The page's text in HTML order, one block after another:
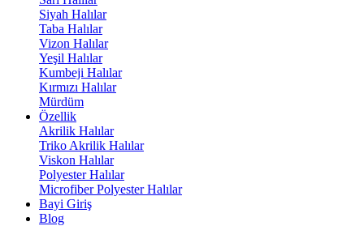
Siyah Halılar
Taba Halılar
Vizon Halılar
Yeşil Halılar
Kumbeji Halılar
Kırmızı Halılar
Mürdüm
Özellik
Akrilik Halılar
Triko Akrilik Halılar
Viskon Halılar
Polyester Halılar
Microfiber Polyester Halılar
Bayi Giriş
Blog